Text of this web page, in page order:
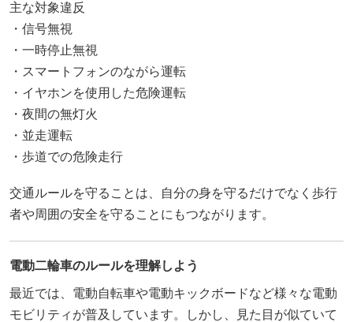
主な対象違反
・信号無視
・一時停止無視
・スマートフォンのながら運転
・イヤホンを使用した危険運転
・夜間の無灯火
・並走運転
・歩道での危険走行
交通ルールを守ることは、自分の身を守るだけでなく歩行
者や周囲の安全を守ることにもつながります。
電動二輪車のルールを理解しよう
最近では、電動自転車や電動キックボードなど様々な電動
モビリティが普及しています。しかし、見た目が似ていて